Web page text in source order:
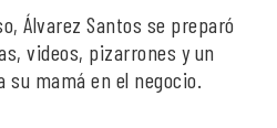
Álvarez Santos se preparó
videos, pizarrones y un
su mamá en el negocio.